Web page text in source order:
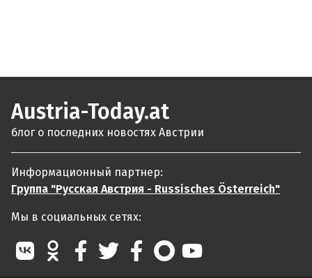
Austria-Today.at
блог о последних новостях Австрии
Информационный партнер:
Группа "Русская Австрия - Russisches Österreich"
Мы в социальных сетях: